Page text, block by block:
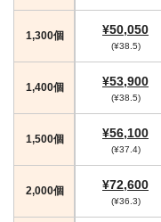
1,300個 ¥50,050
(¥38.5)
1,400個 ¥53,900
(¥38.5)
1,500個 ¥56,100
(¥37.4)
2,000個 ¥72,600
(¥36.3)